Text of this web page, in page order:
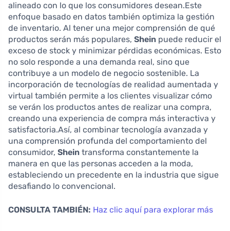
alineado con lo que los consumidores desean.Este
enfoque basado en datos también optimiza la gestión
de inventario. Al tener una mejor comprensión de qué
productos serán más populares, Shein puede reducir el
exceso de stock y minimizar pérdidas económicas. Esto
no solo responde a una demanda real, sino que
contribuye a un modelo de negocio sostenible. La
incorporación de tecnologías de realidad aumentada y
virtual también permite a los clientes visualizar cómo
se verán los productos antes de realizar una compra,
creando una experiencia de compra más interactiva y
satisfactoria.Así, al combinar tecnología avanzada y
una comprensión profunda del comportamiento del
consumidor, Shein transforma constantemente la
manera en que las personas acceden a la moda,
estableciendo un precedente en la industria que sigue
desafiando lo convencional.
CONSULTA TAMBIÉN: Haz clic aquí para explorar más